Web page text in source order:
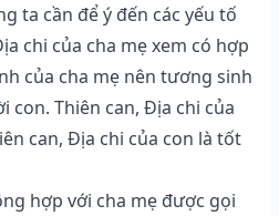
ta cần để ý đến các yếu tố
chi của cha mẹ xem có hợp
của cha mẹ nên tương sinh
con. Thiên can, Địa chi của
can, Địa chi của con là tốt
hợp với cha mẹ được gọi